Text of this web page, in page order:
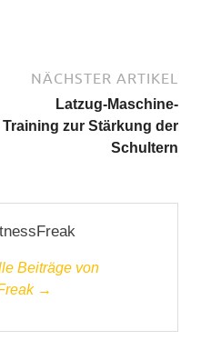
NÄCHSTER ARTIKEL
Latzug-Maschine-
Training zur Stärkung der
Schultern
Beiträge von
→